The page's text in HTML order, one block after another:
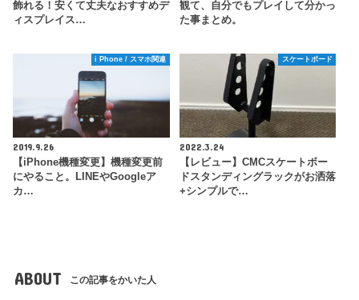
飾れる！安くて丈夫なおすすめデ
ィスプレイス…
観て、自分でもプレイして分かっ
た事まとめ。
i Phone / スマホ関連
2019.9.26
【iPhone機種変更】機種変更前
にやること。LINEやGoogleア
カ…
スケートボード
2022.3.24
【レビュー】CMCスケートボー
ドスタンディングラックがお洒落
+シンプルで…
ABOUT この記事をかいた人